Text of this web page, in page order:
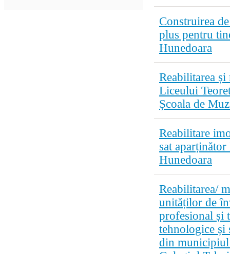
Construirea
plus pentru
Hunedoara
Reabilitarea și
Liceului
Școala de
Reabilitare
sat
Hunedoara
Reabilitarea/
unităților de
profesional și
tehnologice și
din